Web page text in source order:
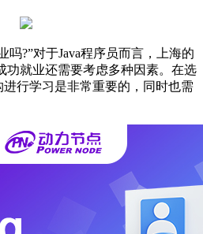
吗?”对于Java程序员而言，上海的
功就业还需要考虑多种因素。在选
进行学习是非常重要的，同时也需